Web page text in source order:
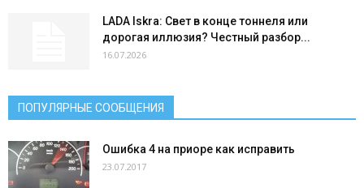
LADA Iskra: Свет в конце тоннеля или
дорогая иллюзия? Честный разбор...
16.07.2026
ПОПУЛЯРНЫЕ СООБЩЕНИЯ
Ошибка 4 на приоре как исправить
23.07.2017